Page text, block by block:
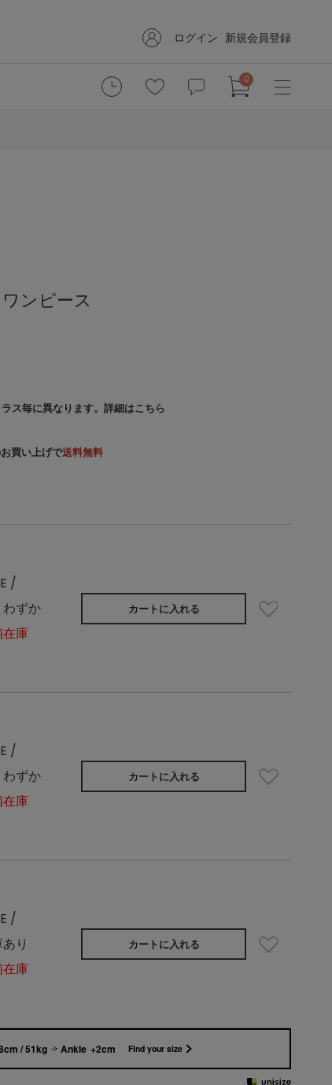
ログイン 新規会員登録
0
ンピース
ス毎に異なります。 詳細はこちら
買い上げで送料無料
/
ずか
在庫
カートに入れる
/
ずか
在庫
カートに入れる
/
り
在庫
カートに入れる
/ 51kg Ankle +2cm Find your size